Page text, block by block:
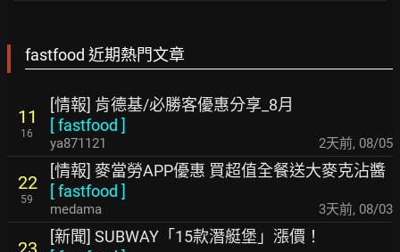
fastfood 近期熱門文章
11
16
[情報] 肯德基/必勝客優惠分享_8月
[fastfood ]
ya871121 2天前, 08/05
22
59
[情報] 麥當勞APP優惠 買超值全餐送大麥克沾醬
[fastfood ]
medama 3天前, 08/03
[新聞] SUBWAY「15款潛艇堡」漲價！